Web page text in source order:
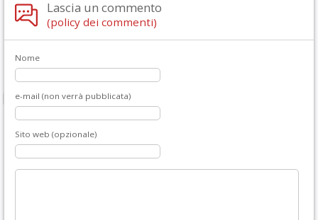
Lascia un commento
(policy dei commenti)
Nome
e-mail (non verrà pubblicata)
Sito web (opzionale)